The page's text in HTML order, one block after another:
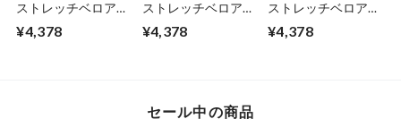
ストレッチベロアパ
ジャマ①（婦人）
¥4,378
ストレッチベロアパ
ジャマ②（婦人）
¥4,378
ストレッチベロアパ
ジャマ③（婦人）
¥4,378
セール中の商品